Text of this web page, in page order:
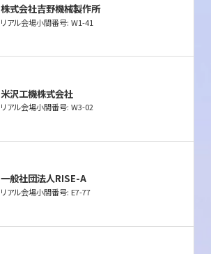
株式会社吉野機械製作所
リアル会場小間番号: W1-41
米沢工機株式会社
リアル会場小間番号: W3-02
一般社団法人RISE-A
リアル会場小間番号: E7-77